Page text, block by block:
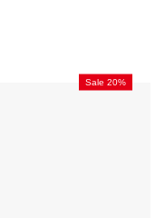
Sale 20%